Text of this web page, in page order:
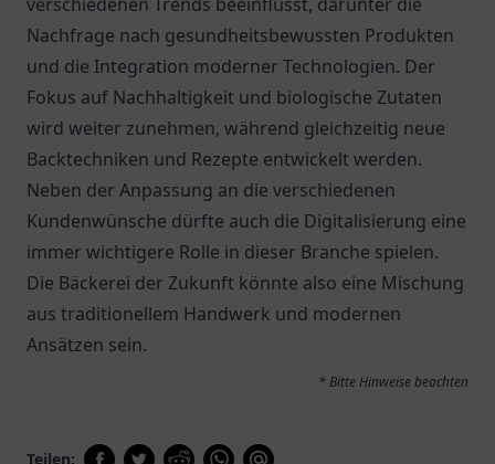
Nachfrage nach gesundheitsbewussten Produkten
und die Integration moderner Technologien. Der
Fokus auf Nachhaltigkeit und biologische Zutaten
wird weiter zunehmen, während gleichzeitig neue
Backtechniken und Rezepte entwickelt werden.
Neben der Anpassung an die verschiedenen
Kundenwünsche dürfte auch die Digitalisierung eine
immer wichtigere Rolle in dieser Branche spielen.
Die Bäckerei der Zukunft könnte also eine Mischung
aus traditionellem Handwerk und modernen
Ansätzen sein.
* Bitte Hinweise beachten
Teilen: